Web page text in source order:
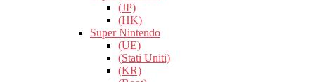
(JP)
(HK)
Super Nintendo
(UE)
(Stati Uniti)
(KR)